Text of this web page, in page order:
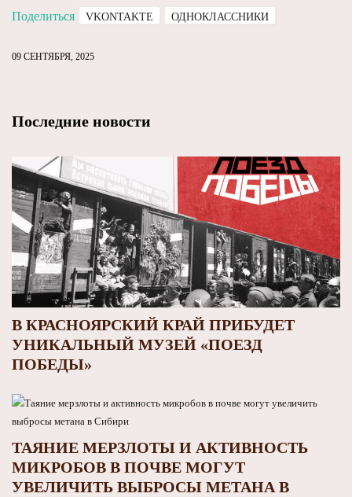
Поделиться VKONTAKTE ОДНОКЛАССНИКИ
09 СЕНТЯБРЯ, 2025
Последние новости
В КРАСНОЯРСКИЙ КРАЙ ПРИБУДЕТ
УНИКАЛЬНЫЙ МУЗЕЙ «ПОЕЗД
ПОБЕДЫ»
ТАЯНИЕ МЕРЗЛОТЫ И АКТИВНОСТЬ
МИКРОБОВ В ПОЧВЕ МОГУТ
УВЕЛИЧИТЬ ВЫБРОСЫ МЕТАНА В